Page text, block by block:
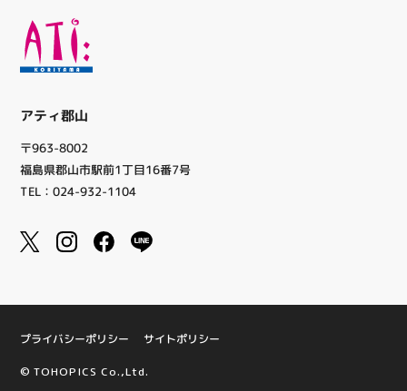
アティ郡山
〒963-8002
福島県郡山市駅前1丁目16番7号
TEL：024-932-1104
© TOHOPICS Co.,Ltd.
プライバシーポリシー サイトポリシー